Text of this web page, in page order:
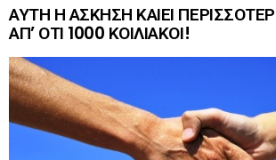
ΑΥΤΗ Η ΑΣΚΗΣΗ ΚΑΙΕΙ
ΑΠ’ ΟΤΙ 1000 ΚΟΙΛΙΑΚΟΙ!